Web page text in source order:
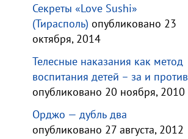
Секреты «Love Sushi»
(Тирасполь) опубликовано 23
октября, 2014
Телесные наказания как метод
воспитания детей – за и против
опубликовано 20 ноября, 2010
Орджо — дубль два
опубликовано 27 августа, 2012